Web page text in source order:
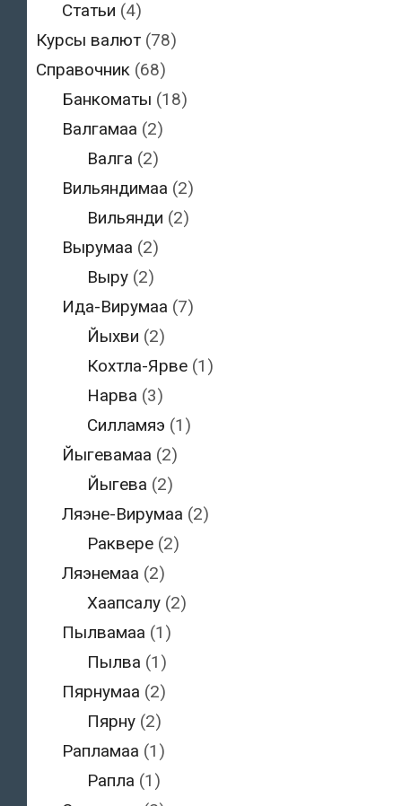
Статьи (4)
Курсы валют (78)
Справочник (68)
Банкоматы (18)
Валгамаа (2)
Валга (2)
Вильяндимаа (2)
Вильянди (2)
Вырумаа (2)
Выру (2)
Ида-Вирумаа (7)
Йыхви (2)
Кохтла-Ярве (1)
Нарва (3)
Силламяэ (1)
Йыгевамаа (2)
Йыгева (2)
Ляэне-Вирумаа (2)
Раквере (2)
Ляэнемаа (2)
Хаапсалу (2)
Пылвамаа (1)
Пылва (1)
Пярнумаа (2)
Пярну (2)
Рапламаа (1)
Рапла (1)